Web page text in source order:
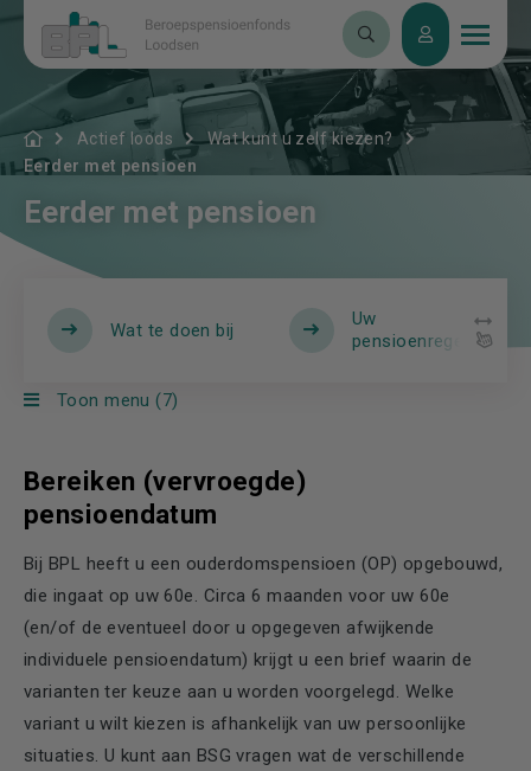
Actief loods
Wat kunt u zelf kiezen?
Eerder met pensioen
Eerder met pensioen
Wat te doen bij
Uw
pensioenregeling
Toon menu (7)
Bereiken (vervroegde)
pensioendatum
Bij BPL heeft u een ouderdomspensioen (OP) opgebouwd,
die ingaat op uw 60e. Circa 6 maanden voor uw 60e
(en/of de eventueel door u opgegeven afwijkende
individuele pensioendatum) krijgt u een brief waarin de
varianten ter keuze aan u worden voorgelegd. Welke
variant u wilt kiezen is afhankelijk van uw persoonlijke
situaties. U kunt aan BSG vragen wat de verschillende